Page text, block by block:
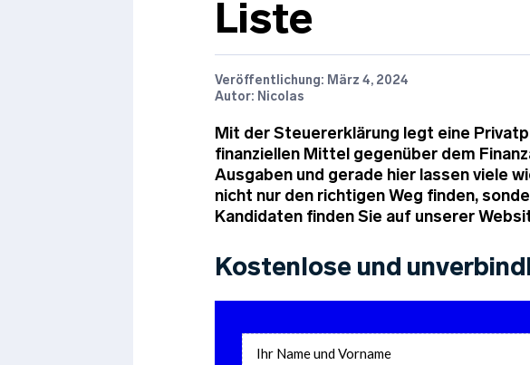
Liste
Veröffentlichung: März 4, 2024
Autor: Nicolas
Mit der Steuererklärung legt eine
finanziellen Mittel gegenüber dem
Ausgaben und gerade hier lassen viele
nicht nur den richtigen Weg finden,
Kandidaten finden Sie auf unserer
Kostenlose und